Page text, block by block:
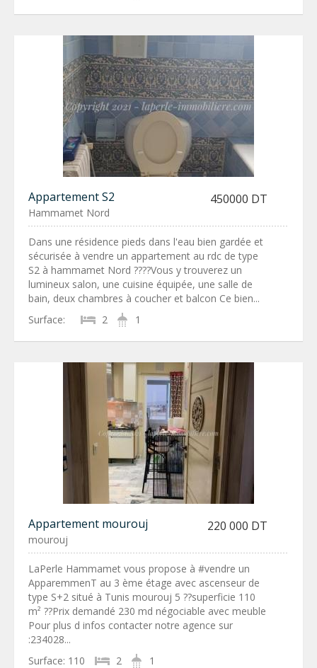
Appartement S2 450000 DT
Hammamet Nord
Dans une résidence pieds dans l'eau bien gardée et
sécurisée à vendre un appartement au rdc de type
S2 à hammamet Nord ????Vous y trouverez un
lumineux salon, une cuisine équipée, une salle de
bain, deux chambres à coucher et balcon Ce bien...
Surface:
2 1
Appartement mourouj 220 000 DT
mourouj
LaPerle Hammamet vous propose à #vendre un
ApparemmenT au 3 ème étage avec ascenseur de
type S+2 situé à Tunis mourouj 5 ??superficie 110
m² ??Prix demandé 230 md négociable avec meuble
Pour plus d infos contacter notre agence sur
:234028...
Surface: 110 2 1